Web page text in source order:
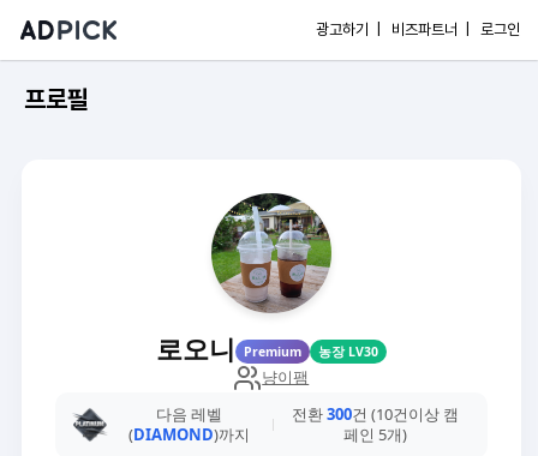
광고하기 | 비즈파트너 | 로그인
프로필
로오니 Premium 농장 LV30
냥이팸
다음 레벨
(DIAMOND)까지
전환300건 (10건이상 캠
페인 5개)